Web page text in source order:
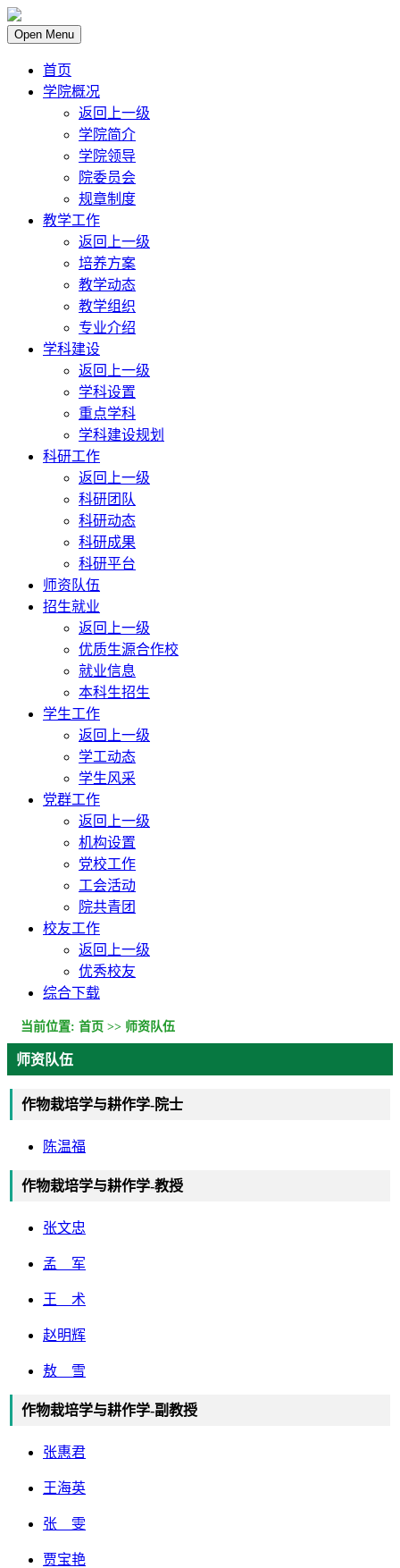
Open Menu
首页
学院概况
返回上一级
学院简介
学院领导
院委员会
规章制度
教学工作
返回上一级
培养方案
教学动态
教学组织
专业介绍
学科建设
返回上一级
学科设置
重点学科
学科建设规划
科研工作
返回上一级
科研团队
科研动态
科研成果
科研平台
师资队伍
招生就业
返回上一级
优质生源合作校
就业信息
本科生招生
学生工作
返回上一级
学工动态
学生风采
党群工作
返回上一级
机构设置
党校工作
工会活动
院共青团
校友工作
返回上一级
优秀校友
综合下载
当前位置: 首页 >> 师资队伍
师资队伍
作物栽培学与耕作学-院士
陈温福
作物栽培学与耕作学-教授
张文忠
孟 军
王 术
赵明辉
敖 雪
作物栽培学与耕作学-副教授
张惠君
王海英
张 雯
贾宝艳